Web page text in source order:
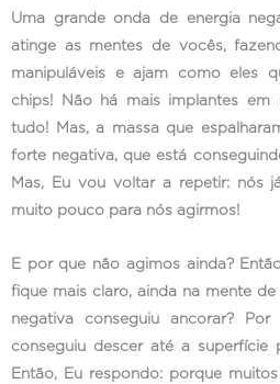
Uma grande onda de energia
atinge as mentes de vocês,
manipuláveis e ajam como eles
chips! Não há mais implantes em
tudo! Mas, a massa que
forte negativa, que está
Mas, Eu vou voltar a repetir: nós
muito pouco para nós agirmos!
E por que não agimos ainda?
fique mais claro, ainda na mente
negativa conseguiu ancorar?
conseguiu descer até a superfície
Então, Eu respondo: porque